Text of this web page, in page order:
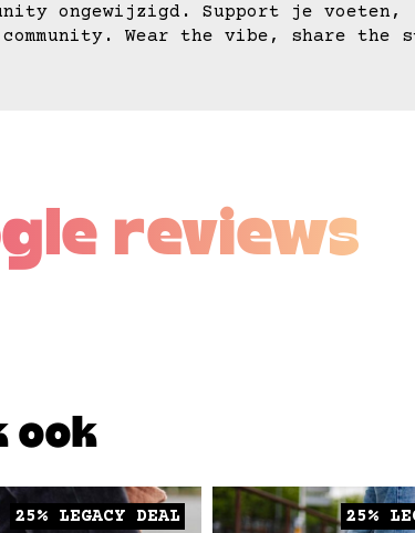
ongewijzigd. Support je voeten,
Wear the vibe, share the
reviews
ook
25% LEGACY DEAL 25%